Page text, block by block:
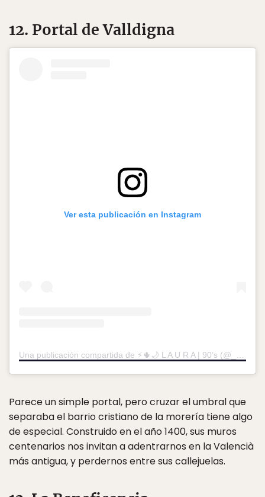
12. Portal de Valldigna
Ver esta publicación en Instagram
Parece un simple portal, pero cruzar el umbral que
separaba el barrio cristiano de la morería tiene algo
de especial. Construido en el año 1400, sus muros
centenarios nos invitan a adentrarnos en la Valencià
más antigua, y perdernos entre sus callejuelas.